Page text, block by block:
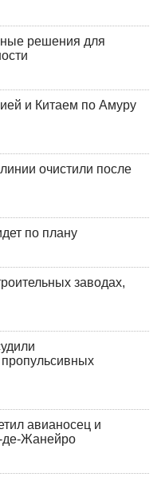
решения для
и Китаем по Амуру
очистили после
по плану
заводах,
авианосец и
де-Жанейро